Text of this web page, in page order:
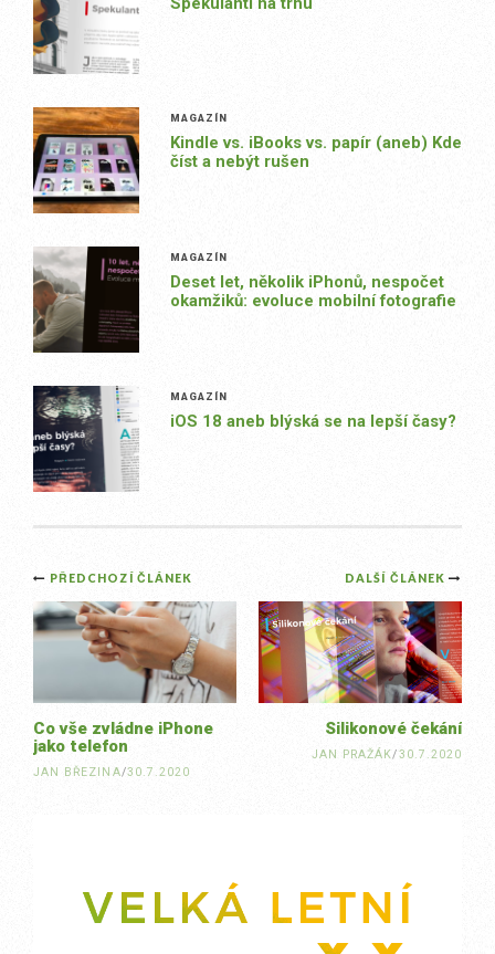
MAGAZÍN
Kindle vs. iBooks vs. papír (aneb) Kde
číst a nebýt rušen
MAGAZÍN
Deset let, několik iPhonů, nespočet
okamžiků: evoluce mobilní fotografie
MAGAZÍN
iOS 18 aneb blýská se na lepší časy?
Post
navigation
DALŠÍ ČLÁNEK
Silikonové čekání
JAN PRAŽÁK/30.7.2020
PŘEDCHOZÍ ČLÁNEK
Co vše zvládne iPhone
jako telefon
JAN BŘEZINA/30.7.2020